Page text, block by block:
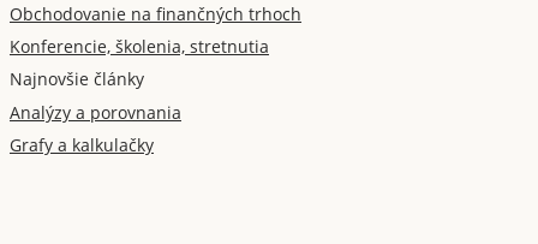
Obchodovanie na finančných trhoch
Konferencie, školenia, stretnutia
Najnovšie články
Analýzy a porovnania
Grafy a kalkulačky